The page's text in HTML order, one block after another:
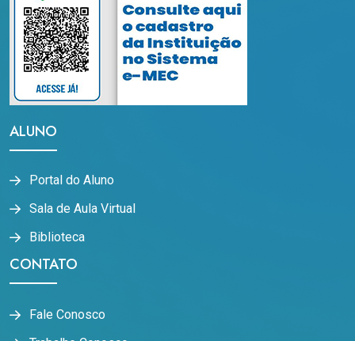
ALUNO
Portal do Aluno
Sala de Aula Virtual
Biblioteca
CONTATO
Fale Conosco